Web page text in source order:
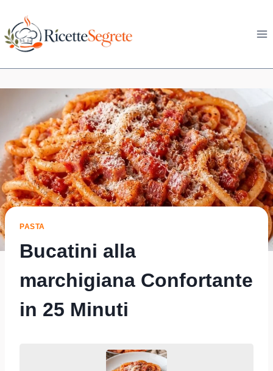
content
PASTA
Bucatini alla
marchigiana Confortante
in 25 Minuti